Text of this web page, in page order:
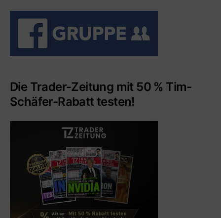
Die Trader-Zeitung mit 50 % Tim-
Schäfer-Rabatt testen!